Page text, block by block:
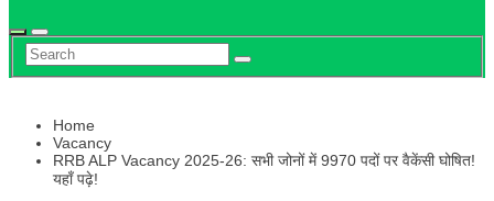
News
Home
Vacancy
RRB ALP Vacancy 2025-26: सभी जोनों में 9970 पदों पर वैकेंसी घोषित!
यहाँ पढ़े!